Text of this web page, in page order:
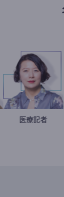
平ー 岩永直
医療記